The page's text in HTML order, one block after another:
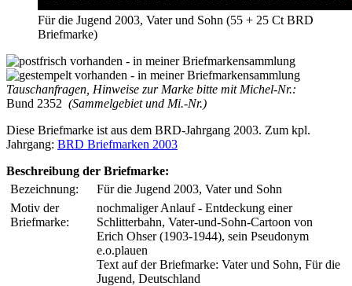
Für die Jugend 2003, Vater und Sohn (55 + 25 Ct BRD
Briefmarke)
Tauschanfragen, Hinweise zur Marke bitte mit Michel-Nr.:
Bund 2352 (Sammelgebiet und Mi.-Nr.)
Diese Briefmarke ist aus dem BRD-Jahrgang 2003. Zum kpl.
Jahrgang: BRD Briefmarken 2003
Beschreibung der Briefmarke:
Bezeichnung:
Für die Jugend 2003, Vater und Sohn
Motiv der
Briefmarke:
nochmaliger Anlauf - Entdeckung einer
Schlitterbahn, Vater-und-Sohn-Cartoon von
Erich Ohser (1903-1944), sein Pseudonym
e.o.plauen
Text auf der Briefmarke: Vater und Sohn, Für die
Jugend, Deutschland